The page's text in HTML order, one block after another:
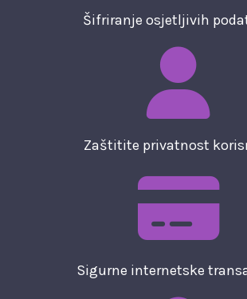
Šifriranje osjetljivih
Zaštitite privatnost
Sigurne internetske